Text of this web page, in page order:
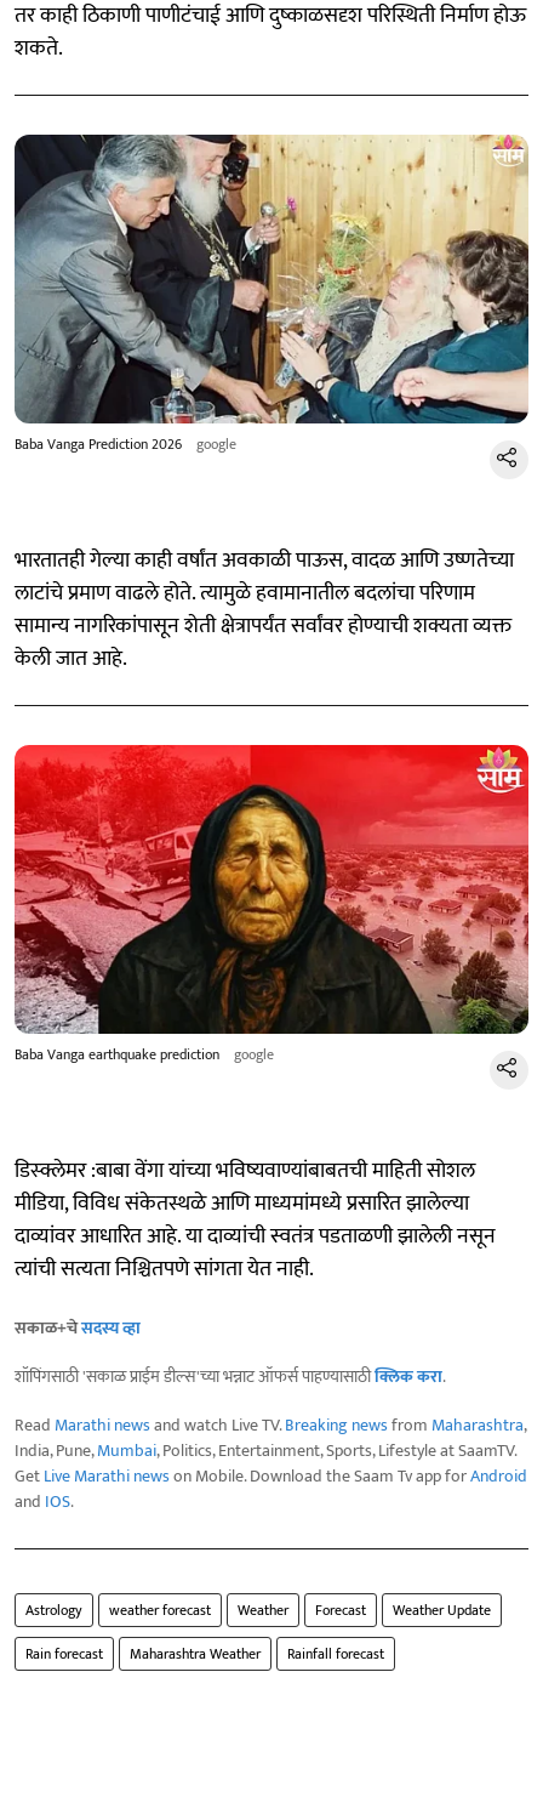
तर काही ठिकाणी पाणीटंचाई आणि दुष्काळसदृश परिस्थिती निर्माण होऊ
शकते.
Baba Vanga Prediction 2026 google
भारतातही गेल्या काही वर्षांत अवकाळी पाऊस, वादळ आणि उष्णतेच्या
लाटांचे प्रमाण वाढले होते. त्यामुळे हवामानातील बदलांचा परिणाम
सामान्य नागरिकांपासून शेती क्षेत्रापर्यंत सर्वांवर होण्याची शक्यता व्यक्त
केली जात आहे.
Baba Vanga earthquake prediction google
डिस्क्लेमर :बाबा वेंगा यांच्या भविष्यवाण्यांबाबतची माहिती सोशल
मीडिया, विविध संकेतस्थळे आणि माध्यमांमध्ये प्रसारित झालेल्या
दाव्यांवर आधारित आहे. या दाव्यांची स्वतंत्र पडताळणी झालेली नसून
त्यांची सत्यता निश्चितपणे सांगता येत नाही.
सकाळ+चेसदस्य व्हा
शॉपिंगसाठी 'सकाळ प्राईम डील्स'च्या भन्नाट ऑफर्स पाहण्यासाठीक्लिक करा.
Read Marathi newsand watch Live TV.Breaking newsfrom Maharashtra,
India, Pune,Mumbai, Politics, Entertainment, Sports, Lifestyle at SaamTV.
GetLive Marathi newson Mobile. Download the Saam Tv app forAndroid
and IOS.
Astrology weather forecast Weather Forecast
Weather Update
Rain forecast
Maharashtra Weather Rainfall forecast